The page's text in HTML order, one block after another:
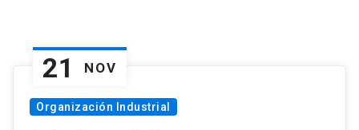
21 NOV
Organización Industrial